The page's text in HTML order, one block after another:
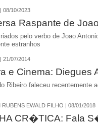
08/10/2023
Raspante de
pelo verbo de Joao
estranhos
21/07/2014
e Cinema:
Ribeiro faleceu recentemente
RUBENS EWALD FILHO | 08/01/2018
CR�TICA: Fala